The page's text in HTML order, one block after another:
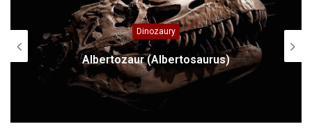
Dinozaury
Albertozaur (Albertosaurus)